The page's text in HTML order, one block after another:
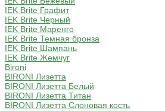
IEK Brite Графит
IEK Brite Черный
IEK Brite Маренго
IEK Brite Темная бронза
IEK Brite Шампань
IEK Brite Жемчуг
Bironi
BIRONI Лизетта
BIRONI Лизетта Белый
BIRONI Лизетта Титан
BIRONI Лизетта Cлоновая кость